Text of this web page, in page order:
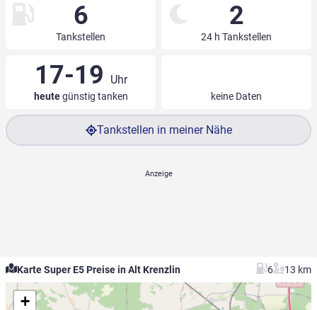
6
Tankstellen
2
24 h Tankstellen
17-19 Uhr
heutegünstig tanken keine Daten
Tankstellen in meiner Nähe
Karte Super E5 Preise in Alt Krenzlin 6 13 km
+